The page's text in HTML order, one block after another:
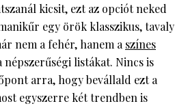
kicsit, ezt az opciót neked
egy örök klasszikus, tavaly
nem a fehér, hanem aszínes
népszerűségi listákat. Nincs is
arra, hogy bevállald ezt a
egyszerre két trendben is